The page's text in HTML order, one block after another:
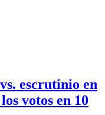
escrutinio en
votos en 10